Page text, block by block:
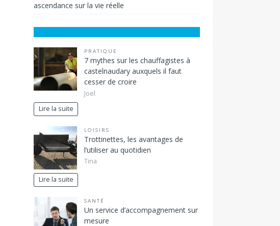
ascendance sur la vie réelle
PRATIQUE
7 mythes sur les chauffagistes à
castelnaudary auxquels il faut
cesser de croire
Joel
Lire la suite
LOISIRS
Trottinettes, les avantages de
l’utiliser au quotidien
Tina
Lire la suite
SANTÉ
Un service d’accompagnement sur
mesure